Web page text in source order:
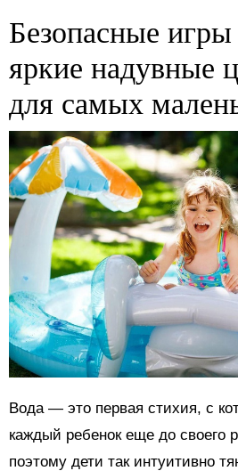
Безопасные игры
яркие надувные
для самых
Вода — это первая стихия, с
каждый ребенок еще до своего
поэтому дети так интуитивно